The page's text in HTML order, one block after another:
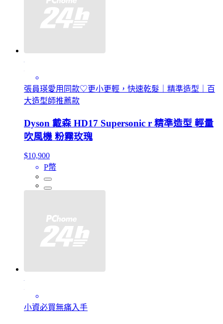
張員瑛愛用同款♡更小更輕，快速乾髮｜精準造型｜百
大造型師推薦款
Dyson 戴森 HD17 Supersonic r 精準造型 輕量
吹風機 粉霧玫瑰
$10,900
P幣
小資必買無痛入手